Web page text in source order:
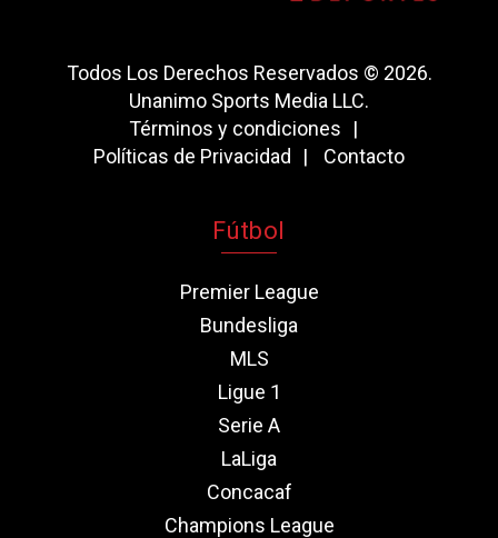
Todos Los Derechos Reservados © 2026.
Unanimo Sports Media LLC.
Términos y condiciones
Políticas de Privacidad
Contacto
Fútbol
Premier League
Bundesliga
MLS
Ligue 1
Serie A
LaLiga
Concacaf
Champions League